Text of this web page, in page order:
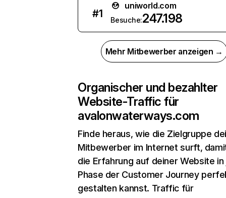
#1
uniworld.com
Besuche:247.198
Mehr Mitbewerber anzeigen →
Organischer und bezahlter
Website-Traffic für
avalonwaterways.com
Finde heraus, wie die Zielgruppe
Mitbewerber im Internet surft,
die Erfahrung auf deiner Website
Phase der Customer Journey
gestalten kannst. Traffic für